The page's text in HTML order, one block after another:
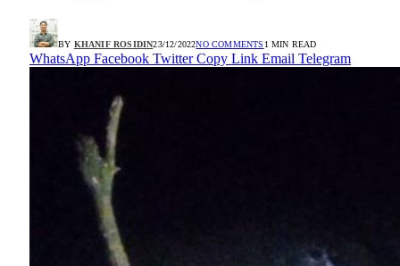
BY KHANIF ROSIDIN23/12/2022NO COMMENTS 1 MIN READ
WhatsApp Facebook Twitter Copy Link Email Telegram